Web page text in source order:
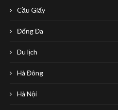
Cầu Giấy
Đống Đa
Du lịch
Hà Đông
Hà Nội